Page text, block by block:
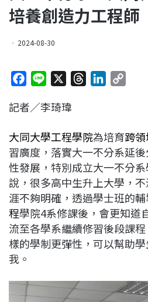
培養創造力工程師
2024-08-30
c
b
o
o
k
n
a
d
s
e
d
I
n
L
i
n
k
記者／李琦瑋
大同大學工程學院為培育跨
習廣度，落實大一不分系延
性發展，特別成立大一不分
說，很多高中生升上大學，
涯不夠明確，透過學士班的
程學院4系修課後，會更知道
流至各學系繼續修習後段課
樣的學制更彈性，可以幫助學
我。